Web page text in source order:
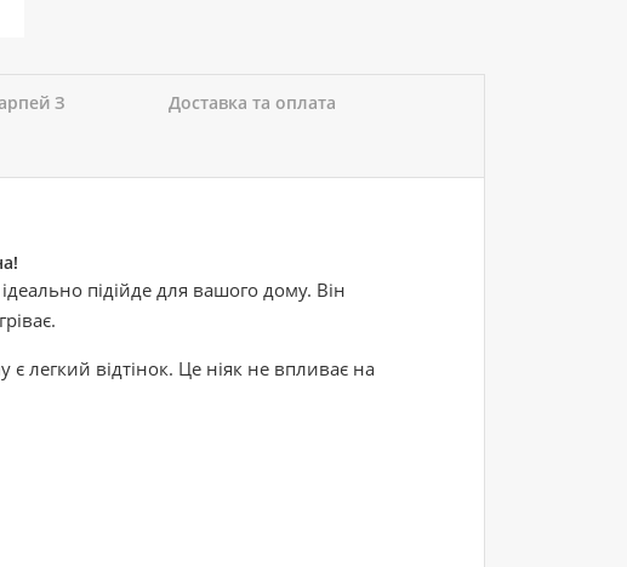
З Доставка та оплата
підійде для вашого дому. Він
легкий відтінок. Це ніяк не впливає на